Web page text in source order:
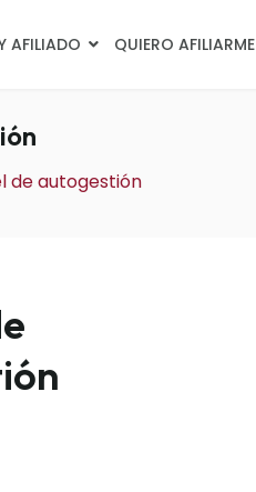
AFILIADO QUIERO AFILIARME
de autogestión